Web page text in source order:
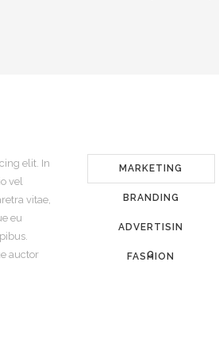
elit. In
vel
vitae,
eu
auctor
MARKETING
BRANDING
ADVERTISIN
G
FASHION